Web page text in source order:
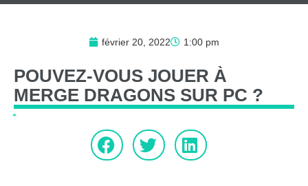
février 20, 2022 1:00 pm
POUVEZ-VOUS JOUER À
MERGE DRAGONS SUR PC ?